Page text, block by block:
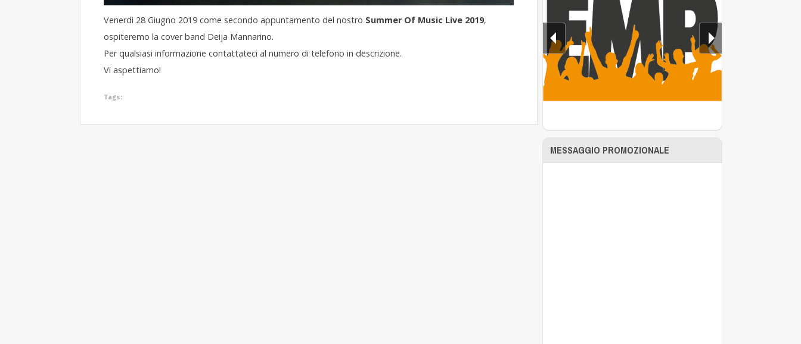
Venerdì 28 Giugno 2019 come secondo appuntamento del nostro Summer Of Music Live 2019,
ospiteremo la cover band Deija Mannarino.
Per qualsiasi informazione contattateci al numero di telefono in descrizione.
Vi aspettiamo!
Tags:
MESSAGGIO PROMOZIONALE